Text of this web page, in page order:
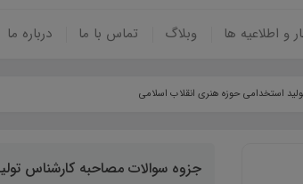
و اطلاعیه ها وبلاگ تماس با ما درباره ما
استخدامی حوزه هنری انقلاب اسلامی
جزوه سوالات مصاحبه کارشناس